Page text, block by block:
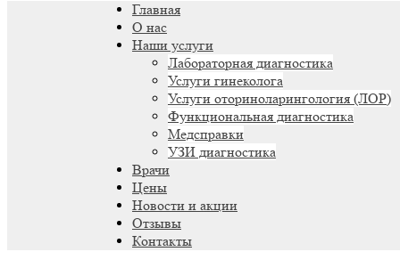
Главная
О нас
Наши услуги
Лабораторная диагностика
Услуги гинеколога
Услуги оториноларингология (ЛОР)
Функциональная диагностика
Медсправки
УЗИ диагностика
Врачи
Цены
Новости и акции
Отзывы
Контакты